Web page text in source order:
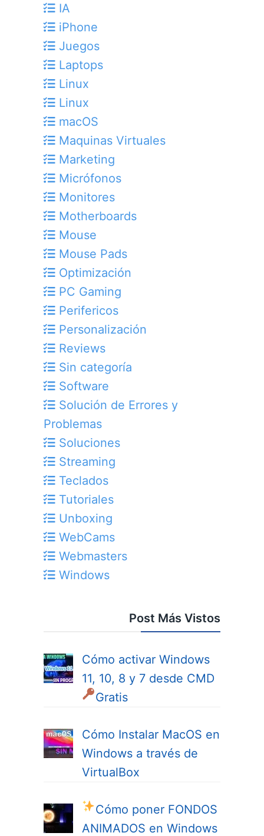
IA
iPhone
Juegos
Laptops
Linux
Linux
macOS
Maquinas Virtuales
Marketing
Micrófonos
Monitores
Motherboards
Mouse
Mouse Pads
Optimización
PC Gaming
Perifericos
Personalización
Reviews
Sin categoría
Software
Solución de Errores y
Problemas
Soluciones
Streaming
Teclados
Tutoriales
Unboxing
WebCams
Webmasters
Windows
Post Más Vistos
Cómo activar Windows
11, 10, 8 y 7 desde CMD
Gratis
Cómo Instalar MacOS en
Windows a través de
VirtualBox
Cómo poner FONDOS
ANIMADOS en Windows